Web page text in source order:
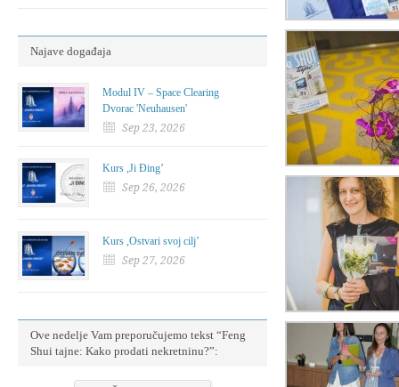
Najave događaja
Modul IV – Space Clearing
Dvorac 'Neuhausen'
Sep 23, 2026
Kurs ,Ji Đing’
Sep 26, 2026
Kurs ,Ostvari svoj cilj’
Sep 27, 2026
Ove nedelje Vam preporučujemo tekst “Feng
Shui tajne: Kako prodati nekretninu?”: